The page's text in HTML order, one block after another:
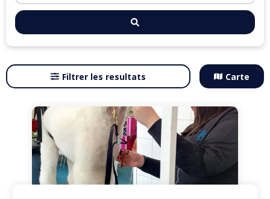
Filtrer les resultats Carte